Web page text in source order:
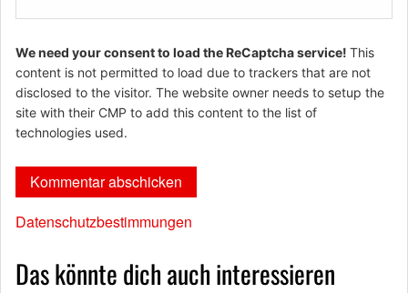
We need your consent to load the ReCaptcha service! This
content is not permitted to load due to trackers that are not
disclosed to the visitor. The website owner needs to setup the
site with their CMP to add this content to the list of
technologies used.
Datenschutzbestimmungen
Das könnte dich auch interessieren